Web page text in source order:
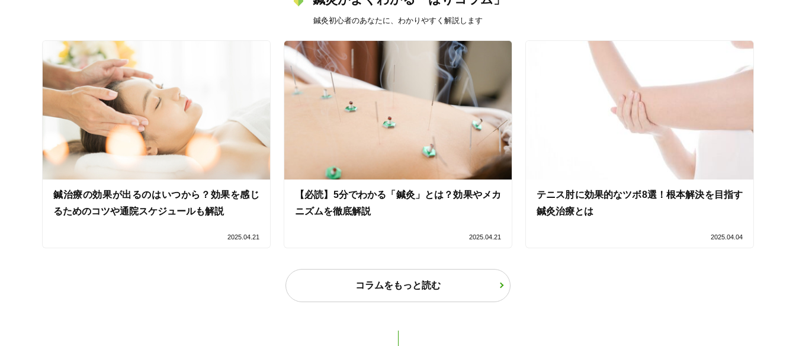
バリアフリー 個室完備
女性向けの特徴
女性スタッフ在籍 女性限定
接客・サービスの特徴
コロナ対応 丁寧な説明 セルフケアアドバイス
チャットでの事前相談 経験豊富なスタッフ在籍
施術の特徴
痛みの少ない鍼シール 使い捨て鍼使用
保険適用の相談可 地域支援クーポン可
「健康にはりを見た」
鍼灸初心者のあなたに、わかりやすく解説します
鍼治療の効果が出るのはいつから？効果を感じ
るためのコツや通院スケジュールも解説
2025.04.21
【必読】5分でわかる「鍼灸」とは？効果やメカ
ニズムを徹底解説
2025.04.21
テニス肘に効果的なツボ8選！根本解決を目指す
鍼灸治療とは
2025.04.04
コラムをもっと読む